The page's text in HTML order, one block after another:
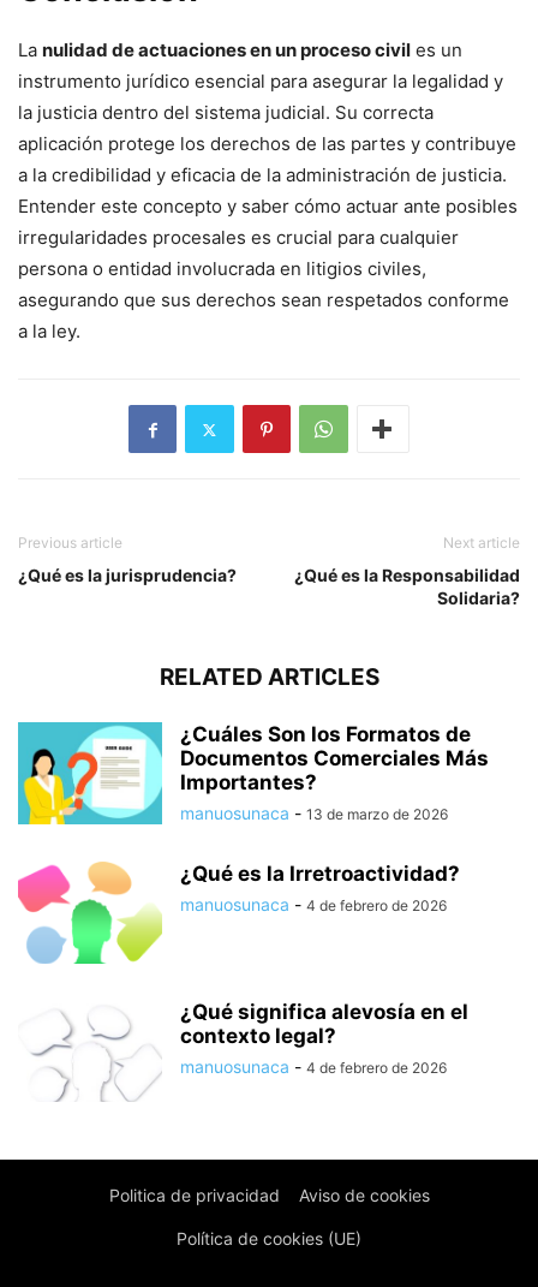
La nulidad de actuaciones en un proceso civil es un
instrumento jurídico esencial para asegurar la legalidad y
la justicia dentro del sistema judicial. Su correcta
aplicación protege los derechos de las partes y contribuye
a la credibilidad y eficacia de la administración de justicia.
Entender este concepto y saber cómo actuar ante posibles
irregularidades procesales es crucial para cualquier
persona o entidad involucrada en litigios civiles,
asegurando que sus derechos sean respetados conforme
a la ley.
Previous article
¿Qué es la jurisprudencia?
Next article
¿Qué es la Responsabilidad
Solidaria?
RELATED ARTICLES
¿Cuáles Son los Formatos de
Documentos Comerciales Más
Importantes?
manuosunaca - 13 de marzo de 2026
¿Qué es la Irretroactividad?
manuosunaca - 4 de febrero de 2026
¿Qué significa alevosía en el
contexto legal?
manuosunaca - 4 de febrero de 2026
Politica de privacidad Aviso de cookies
Política de cookies (UE)